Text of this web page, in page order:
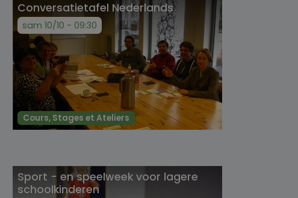
Conversatietafel Nederlands
sam 10/10 - 09:30
Cours, Stages et Ateliers
Sport - en speelweek voor lagere
schoolkinderen